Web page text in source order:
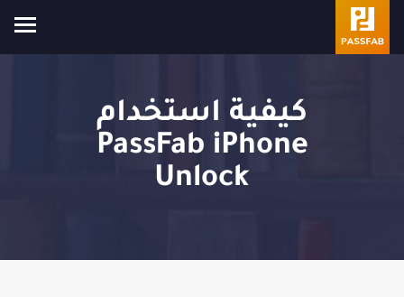
كيفية استخدام
PassFab iPhone
Unlock